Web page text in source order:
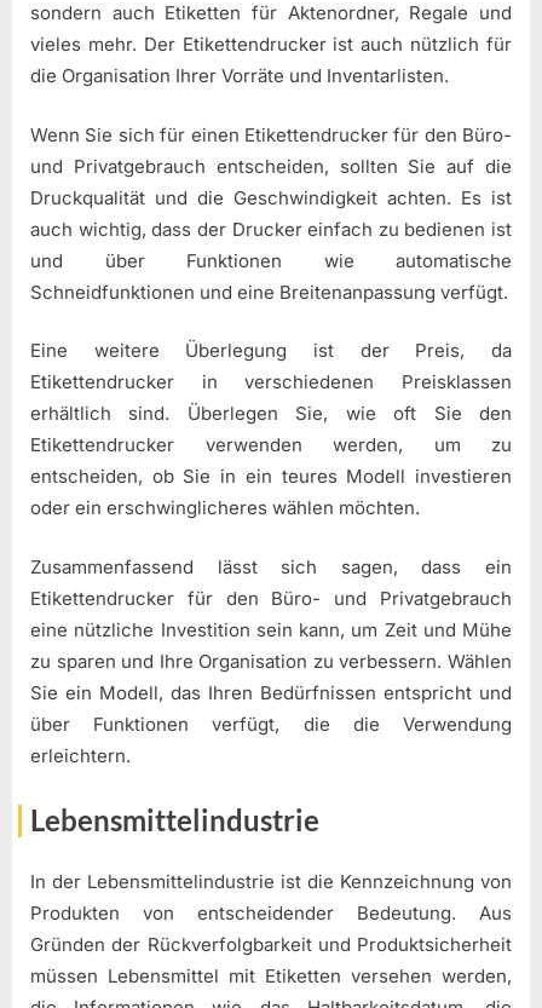
sondern auch Etiketten für Aktenordner, Regale und
vieles mehr. Der Etikettendrucker ist auch nützlich für
die Organisation Ihrer Vorräte und Inventarlisten.
Wenn Sie sich für einen Etikettendrucker für den Büro-
und Privatgebrauch entscheiden, sollten Sie auf die
Druckqualität und die Geschwindigkeit achten. Es ist
auch wichtig, dass der Drucker einfach zu bedienen ist
und über Funktionen wie automatische
Schneidfunktionen und eine Breitenanpassung verfügt.
Eine weitere Überlegung ist der Preis, da
Etikettendrucker in verschiedenen Preisklassen
erhältlich sind. Überlegen Sie, wie oft Sie den
Etikettendrucker verwenden werden, um zu
entscheiden, ob Sie in ein teures Modell investieren
oder ein erschwinglicheres wählen möchten.
Zusammenfassend lässt sich sagen, dass ein
Etikettendrucker für den Büro- und Privatgebrauch
eine nützliche Investition sein kann, um Zeit und Mühe
zu sparen und Ihre Organisation zu verbessern. Wählen
Sie ein Modell, das Ihren Bedürfnissen entspricht und
über Funktionen verfügt, die die Verwendung
erleichtern.
Lebensmittelindustrie
In der Lebensmittelindustrie ist die Kennzeichnung von
Produkten von entscheidender Bedeutung. Aus
Gründen der Rückverfolgbarkeit und Produktsicherheit
müssen Lebensmittel mit Etiketten versehen werden,